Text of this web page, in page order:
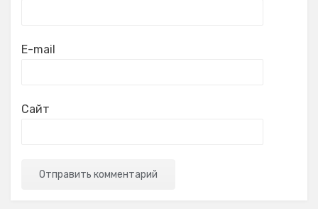
E-mail
Сайт